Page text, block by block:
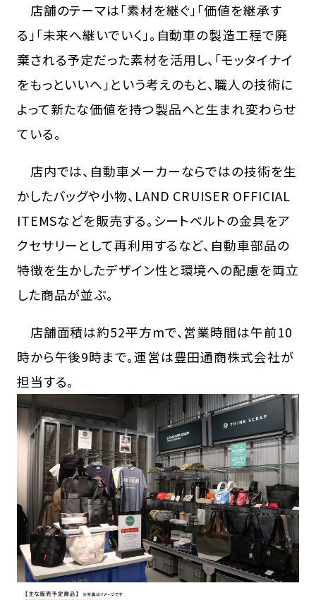
店舗のテーマは「素材を継ぐ」「価値を継承す
る」「未来へ継いでいく」。自動車の製造工程で廃
棄される予定だった素材を活用し、「モッタイナイ
をもっといいへ」という考えのもと、職人の技術に
よって新たな価値を持つ製品へと生まれ変わらせ
ている。
店内では、自動車メーカーならではの技術を生
かしたバッグや小物、LAND CRUISER OFFICIAL
ITEMSなどを販売する。シートベルトの金具をア
クセサリーとして再利用するなど、自動車部品の
特徴を生かしたデザイン性と環境への配慮を両立
した商品が並ぶ。
店舗面積は約52平方mで、営業時間は午前10
時から午後9時まで。運営は豊田通商株式会社が
担当する。